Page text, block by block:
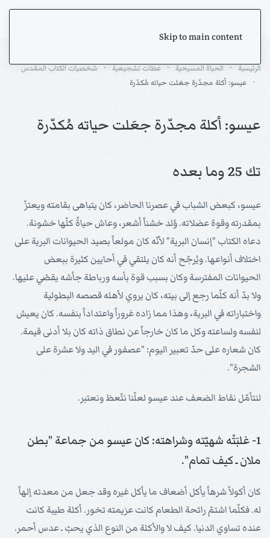
Skip to main content
الرئيسية الحياة المسيحية عظات تشجيعية
شخصيات الكتاب المقدس
عيسو: أكلة مجدّرة جعَلت حياته مُكدّرة
عيسو: أكلة مجدّرة جعَلت حياته مُكدّرة
تك 25 وما بعده
عيسو، كبعض الشباب في عصرنا الحاضر، كان يتباهى بقامته ويعتزّ
بمقدرته وقوة عضلاته. وُلد خشناً أشعر، وعاش حياةً كلّها خشونة.
دعاه الكتاب "إنسان البرية" لأنّه كان مولعاً بصيد الحيوانات البرية على
اختلاف أنواعها. ويُرجّح أنه كان يلتقي في أحايين كثيرة ببعض
الحيوانات المفترسة وكان بسبب قوة بأسه ورباطة جأشه يقضي عليها.
ولا بدّ أنه كلّما رجع إلى بيته، كان يروي لأهله قصصه البطولية
واختباراته في البرية، وهذا مما زاده غروراً واعتداداً بنفسه. كان يعيش
لنفسه ولساعته وكل ما كان خارجاً عن نطاق ذاته كان بلا أدنى قيمة.
كان شعاره على حدّ تعبير اليوم: "عصفور في اليد ولا عشرة على
الشجرة".
لنتأمّل نقاط الضعف عند عيسو لعلّنا نتّعظ ونعتبر.
1- غلبَتْه شهيّته وشراهته: كان عيسو من جماعة "بطن
ملان ـ كيف تمام".
كان أكولاً شرهاً يأكل أضعاف ما يأكل غيره وقد جعل من معدته إلهاً
له. فكلّما اشتمّ رائحة الطعام كانت عزيمته تخور. أكلة طيبة كانت
عنده تساوي الدنيا. كيف لا والأكلة من النوع الذي يحبّ ـ عدس أحمر.